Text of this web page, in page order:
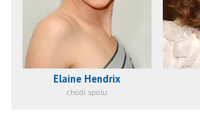
Elaine Hendrix
chodí spolu